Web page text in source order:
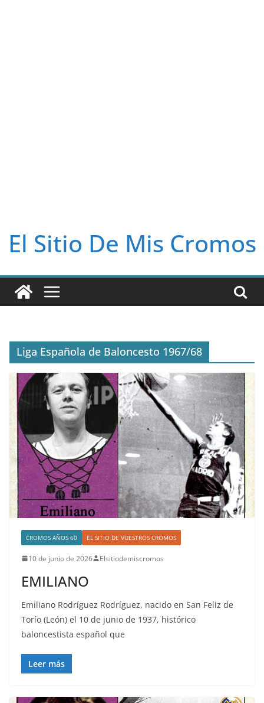
El Sitio De Mis Cromos
Liga Española de Baloncesto 1967/68
CROMOS AÑOS 60 EL SITIO DE VUESTROS CROMOS
10 de junio de 2026 Elsitiodemiscromos
EMILIANO
Emiliano Rodríguez Rodríguez, nacido en San Feliz de
Torío (León) el 10 de junio de 1937, histórico
baloncestista español que
Leer más